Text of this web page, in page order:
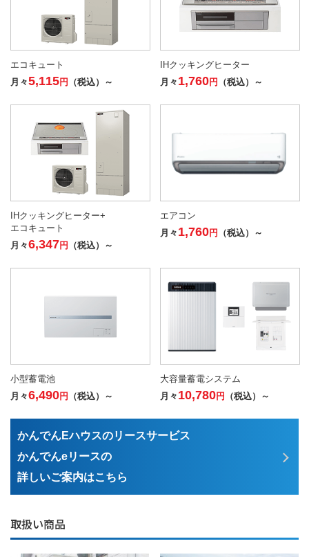
エコキュート
月々5,115円 （税込）～
IHクッキングヒーター
月々 1,760円 （税込）～
IHクッキングヒーター+
エコキュート
月々6,347円 （税込）～
エアコン
月々 1,760円 （税込）～
小型蓄電池
月々6,490円 （税込）～
大容量蓄電システム
月々 10,780円 （税込）～
かんでんEハウスのリースサービス
かんでんeリースの
詳しいご案内はこちら
取扱い商品